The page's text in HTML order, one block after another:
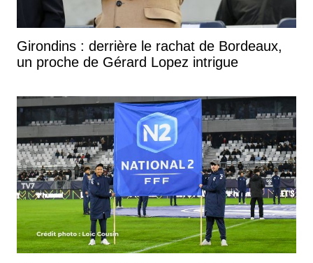
Girondins : derrière le rachat de Bordeaux,
un proche de Gérard Lopez intrigue